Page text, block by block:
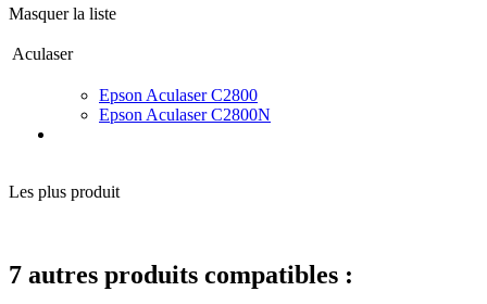
Masquer la liste
Aculaser
Epson Aculaser C2800
Epson Aculaser C2800N
Les plus produit
7 autres produits compatibles :